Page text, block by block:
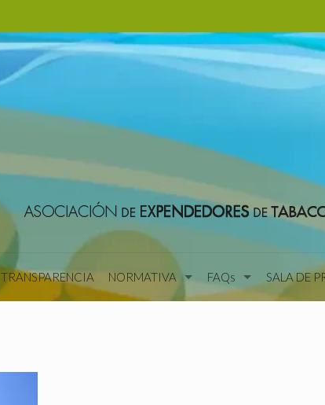
TRANSPARENCIA NORMATIVA FAQs SALA DE